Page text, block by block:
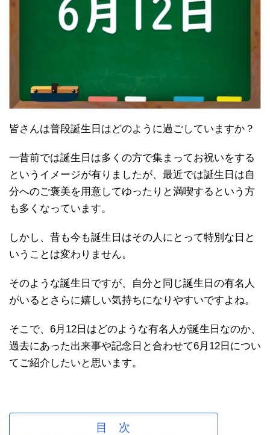
皆さんは普段誕生日はどのように過ごしていますか？
一昔前では誕生日は多くの方で集まってお祝いをする
というイメージが有りましたが、最近では誕生日は自
分へのご褒美を用意してゆったりと満喫するという方
も多くなっています。
しかし、昔も今も誕生日はその人にとって特別な日と
いうことは変わりません。
そのような誕生日ですが、自分と同じ誕生日の有名人
がいるとさらに嬉しい気持ちになりやすいですよね。
そこで、6月12日はどのような有名人が誕生日なのか、
過去にあった出来事や記念日と合わせて6月12日につい
てご紹介したいと思います。
目 次